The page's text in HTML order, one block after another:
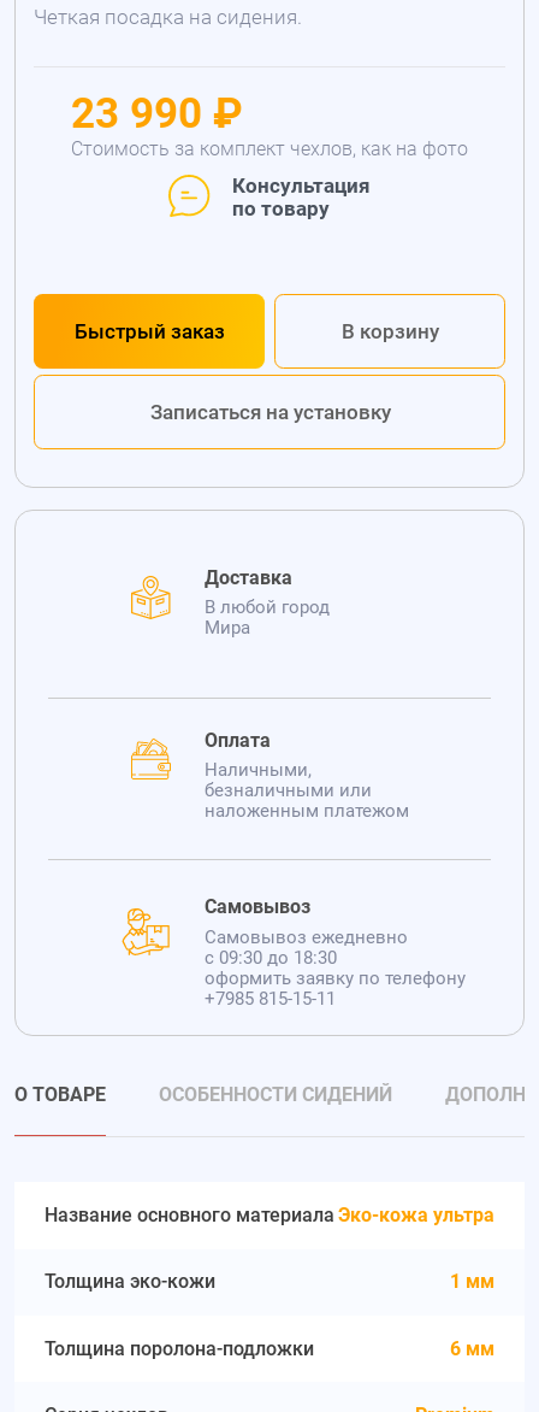
Четкая посадка на сидения.
23 990 ₽
Стоимость за комплект чехлов, как на фото
Консультация
по товару
Быстрый заказ В корзину
Записаться на установку
Доставка
В любой город
Мира
Оплата
Наличными,
безналичными или
наложенным платежом
Самовывоз
Самовывоз ежедневно
с 09:30 до 18:30
оформить заявку по телефону
+7985 815-15-11
О ТОВАРЕ ОСОБЕННОСТИ СИДЕНИЙ
Название основного материала Эко-кожа ультра
Толщина эко-кожи 1 мм
Толщина поролона-подложки 6 мм